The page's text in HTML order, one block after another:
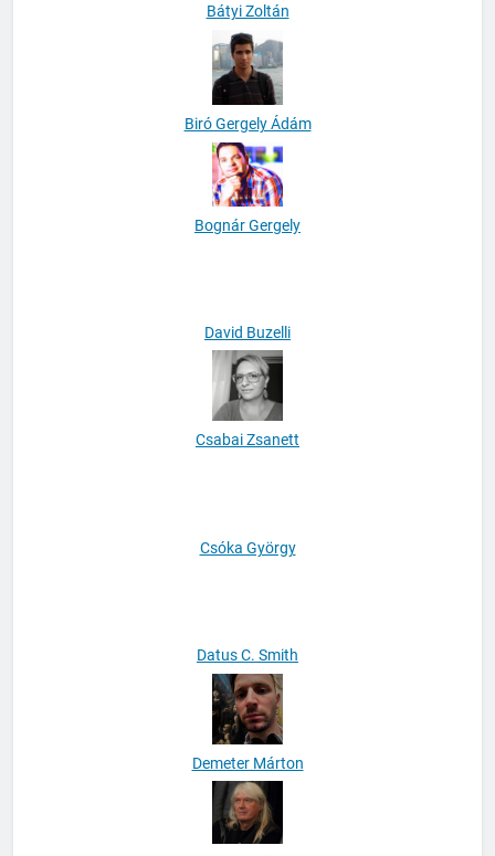
Bátyi Zoltán
Biró Gergely Ádám
David Buzelli
Datus C. Smith
Demeter Márton